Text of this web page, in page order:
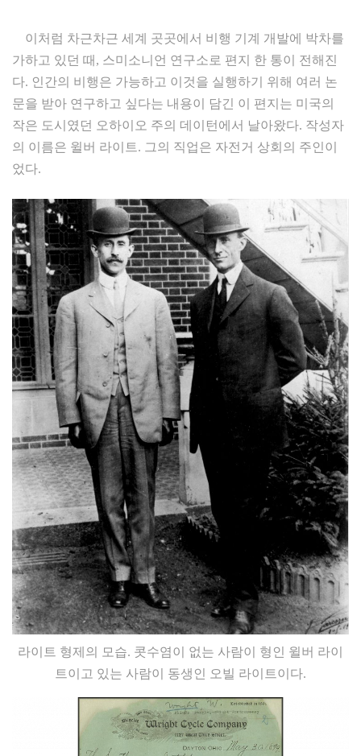
이처럼 차근차근 세계 곳곳에서 비행 기계 개발에 박차를
가하고 있던 때, 스미소니언 연구소로 편지 한 통이 전해진
다. 인간의 비행은 가능하고 이것을 실행하기 위해 여러 논
문을 받아 연구하고 싶다는 내용이 담긴 이 편지는 미국의
작은 도시였던 오하이오 주의 데이턴에서 날아왔다. 작성자
의 이름은 윌버 라이트. 그의 직업은 자전거 상회의 주인이
었다.
라이트 형제의 모습. 콧수염이 없는 사람이 형인 윌버 라이
트이고 있는 사람이 동생인 오빌 라이트이다.